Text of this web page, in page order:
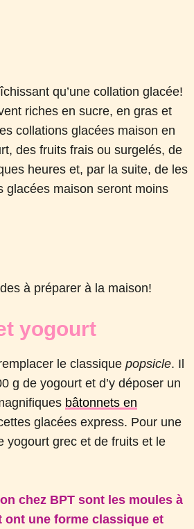
qu’une collation glacée!
riches en sucre, en gras et
collations glacées maison en
des fruits frais ou surgelés, de
heures et, par la suite, de les
glacées maison seront moins
à préparer à la maison!
yogourt
le classiquepopsicle. Il
g de yogourt et d’y déposer un
bâtonnets en
glacées express. Pour une
yogourt grec et de fruits et le
chez BPT sont les moules à
une forme classique et